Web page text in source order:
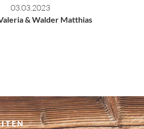
03.03.2023
& Walder Matthias